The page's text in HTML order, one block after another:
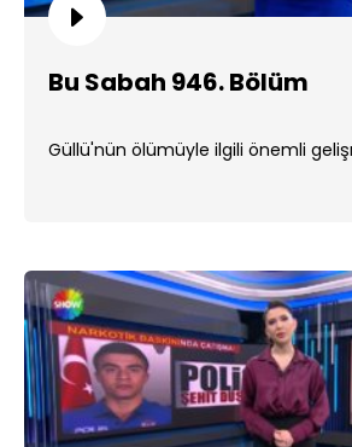
Bu Sabah 946. Bölüm
Güllü'nün ölümüyle ilgili önemli